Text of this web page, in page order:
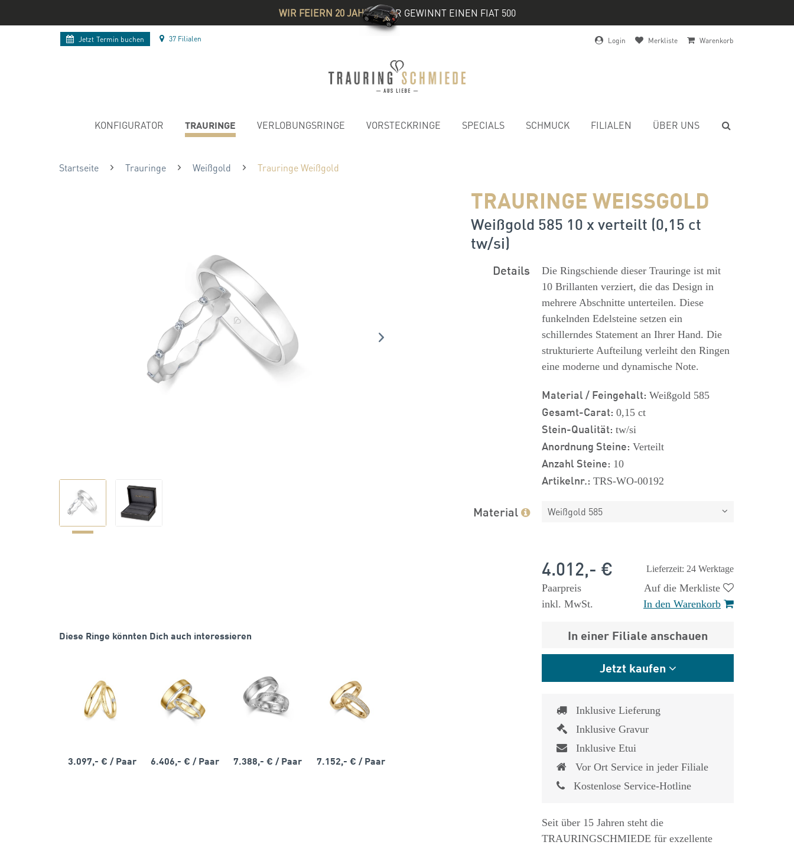
WIR FEIERN 20 JAHRE& IHR GEWINNT EINEN FIAT 500
Jetzt Termin buchen 37 Filialen Login Merkliste Warenkorb
KONFIGURATOR TRAURINGE VERLOBUNGSRINGE VORSTECKRINGE SPECIALS SCHMUCK FILIALEN ÜBER UNS
Startseite Trauringe Weißgold Trauringe Weißgold
TRAURINGE WEISSGOLD
Weißgold 585 10 x verteilt (0,15 ct
tw/si)
Diese Ringe könnten Dich auch interessieren
3.097,- € / Paar 6.406,- €/ Paar 7.388,- €/ Paar 7.152,- € / Paar
Details
Die Ringschiende dieser Trauringe ist mit
10 Brillanten verziert, die das Design in
mehrere Abschnitte unterteilen. Diese
funkelnden Edelsteine setzen ein
schillerndes Statement an Ihrer Hand. Die
strukturierte Aufteilung verleiht den Ringen
eine moderne und dynamische Note.
Material / Feingehalt: Weißgold 585
Gesamt-Carat: 0,15 ct
Stein-Qualität: tw/si
Anordnung Steine: Verteilt
Anzahl Steine: 10
Artikelnr.: TRS-WO-00192
Material Weißgold 585
Lieferzeit: 24 Werktage
4.012,- €
Paarpreis
inkl. MwSt.
Auf die Merkliste
In den Warenkorb
In einer Filiale anschauen
Jetzt kaufen
Inklusive Lieferung
Inklusive Gravur
Inklusive Etui
Vor Ort Service in jeder Filiale
Kostenlose Service-Hotline
Seit über 15 Jahren steht die
TRAURINGSCHMIEDE für exzellente